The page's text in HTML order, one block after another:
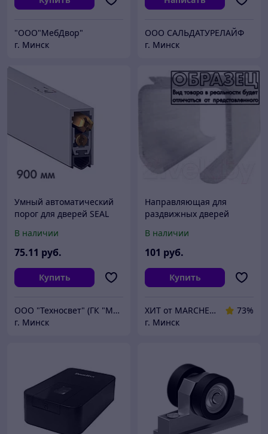
"ООО"МебДвор"
г. Минск
ООО САЛЬДАТУРЕЛАЙФ
г. Минск
Умный автоматический
порог для дверей SEAL
В наличии
75.11 руб.
Купить
ООО "Техносвет" (ГК "МАГНА")
г. Минск
Направляющая для
раздвижных дверей
60x80x1.8x3000 Track (3м)
В наличии
101 руб.
Купить
ХИТ от MARCHENKO
73%
г. Минск